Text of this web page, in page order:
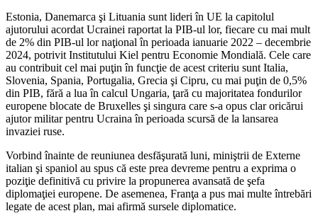
Estonia, Danemarca şi Lituania sunt lideri în UE la capitolul
ajutorului acordat Ucrainei raportat la PIB-ul lor, fiecare cu mai mult
de 2% din PIB-ul lor naţional în perioada ianuarie 2022 – decembrie
2024, potrivit Institutului Kiel pentru Economie Mondială. Cele care
au contribuit cel mai puţin în funcţie de acest criteriu sunt Italia,
Slovenia, Spania, Portugalia, Grecia şi Cipru, cu mai puţin de 0,5%
din PIB, fără a lua în calcul Ungaria, ţară cu majoritatea fondurilor
europene blocate de Bruxelles şi singura care s-a opus clar oricărui
ajutor militar pentru Ucraina în perioada scursă de la lansarea
invaziei ruse.
Vorbind înainte de reuniunea desfăşurată luni, miniştrii de Externe
italian şi spaniol au spus că este prea devreme pentru a exprima o
poziţie definitivă cu privire la propunerea avansată de şefa
diplomaţiei europene. De asemenea, Franţa a pus mai multe întrebări
legate de acest plan, mai afirmă sursele diplomatice.